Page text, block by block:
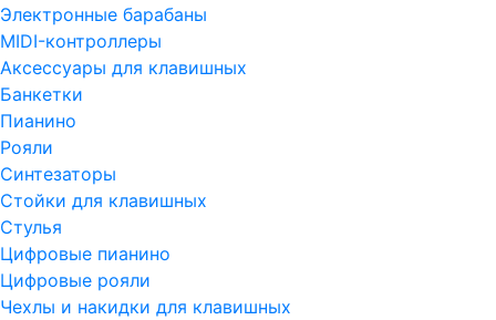
Электронные барабаны
MIDI-контроллеры
Аксессуары для клавишных
Банкетки
Пианино
Рояли
Синтезаторы
Стойки для клавишных
Стулья
Цифровые пианино
Цифровые рояли
Чехлы и накидки для клавишных